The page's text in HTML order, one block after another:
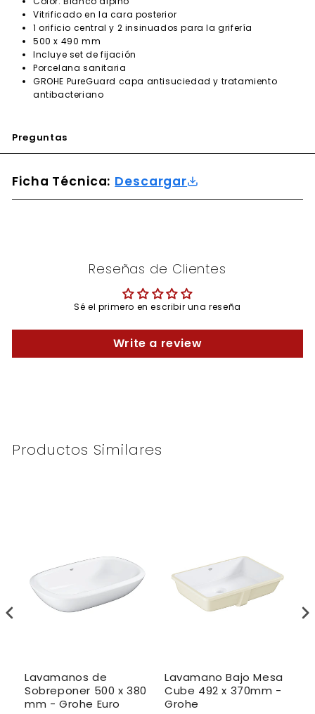
Vitrificado en la cara posterior
1 orificio central y 2 insinuados para la grifería
500 x 490 mm
Incluye set de fijación
Porcelana sanitaria
GROHE PureGuard capa antisuciedad y tratamiento
antibacteriano
Preguntas
Ficha Técnica: Descargar
Reseñas de Clientes
Sé el primero en escribir una reseña
Write a review
Productos Similares
Lavamanos de
Sobreponer 500 x 380
mm - Grohe Euro
Lavamano Bajo Mesa
Cube 492 x 370mm -
Grohe